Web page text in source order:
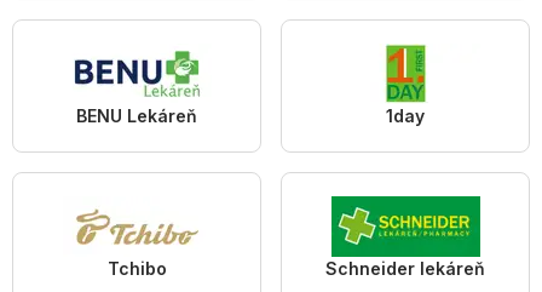
BENU Lekáreň 1day
Tchibo Schneider lekáreň